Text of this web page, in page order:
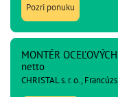
Pozri ponuku
MONTÉR
netto
CHRISTAL s. r. o.,